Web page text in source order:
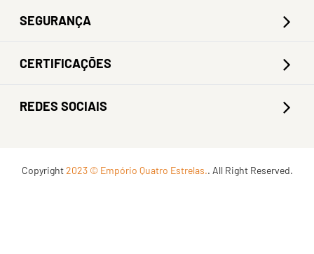
SEGURANÇA
CERTIFICAÇÕES
REDES SOCIAIS
Copyright2023 © Empório Quatro Estrelas.. All Right Reserved.